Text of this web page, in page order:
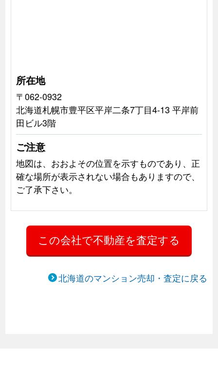
所在地
〒062-0932
北海道札幌市豊平区平岸二条7丁目4-13 平岸前
田ビル3階
ご注意
地図は、おおよその位置を示すものであり、正
確な場所が表示されない場合もありますので、
ご了承下さい。
北海道のマンション売却・査定に戻る